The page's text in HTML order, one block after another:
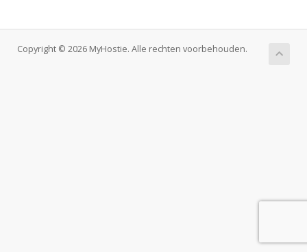
Copyright © 2026 MyHostie. Alle rechten voorbehouden.